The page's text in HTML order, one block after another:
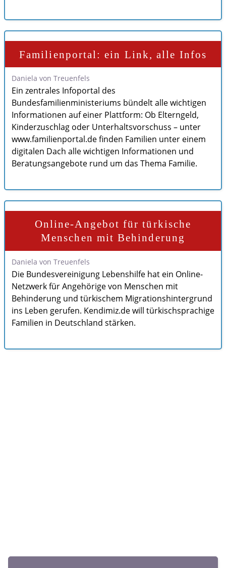
Familienportal: ein Link, alle Infos
Daniela von Treuenfels
Ein zentrales Infoportal des
Bundesfamilienministeriums bündelt alle wichtigen
Informationen auf einer Plattform: Ob Elterngeld,
Kinderzuschlag oder Unterhaltsvorschuss – unter
www.familienportal.de finden Familien unter einem
digitalen Dach alle wichtigen Informationen und
Beratungsangebote rund um das Thema Familie.
Online-Angebot für türkische
Menschen mit Behinderung
Daniela von Treuenfels
Die Bundesvereinigung Lebenshilfe hat ein Online-
Netzwerk für Angehörige von Menschen mit
Behinderung und türkischem Migrationshintergrund
ins Leben gerufen. Kendimiz.de will türkischsprachige
Familien in Deutschland stärken.